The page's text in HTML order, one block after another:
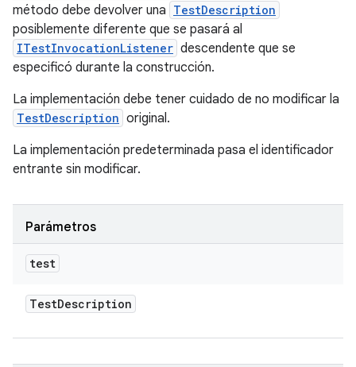
método debe devolver una TestDescription
posiblemente diferente que se pasará al
ITestInvocationListener descendente que se
especificó durante la construcción.
La implementación debe tener cuidado de no modificar la
TestDescription original.
La implementación predeterminada pasa el identificador
entrante sin modificar.
Parámetros
test
TestDescription